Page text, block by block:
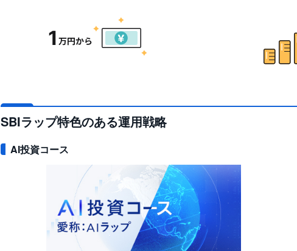
SBIラップ特色のある運用戦略
AI投資コース